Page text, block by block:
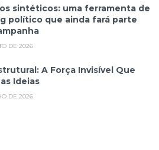
sintéticos: uma ferramenta de
político que ainda fará parte
DE 2026
A Força Invisível Que
Ideias
DE 2026